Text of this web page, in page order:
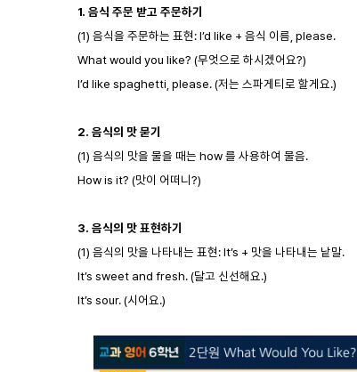
1. 음식 주문 받고 주문하기
(1) 음식을 주문하는 표현: I’d like + 음식 이름, please.
What would you like? (무엇으로 하시겠어요?)
I’d like spaghetti, please. (저는 스파게티로 할게요.)
2. 음식의 맛 묻기
(1) 음식의 맛을 물을 때는 how 를 사용하여 물음.
How is it? (맛이 어떠니?)
3. 음식의 맛 표현하기
(1) 음식의 맛을 나타내는 표현: It’s + 맛을 나타내는 낱말.
It’s sweet and fresh. (달고 신선해요.)
It’s sour. (시어요.)